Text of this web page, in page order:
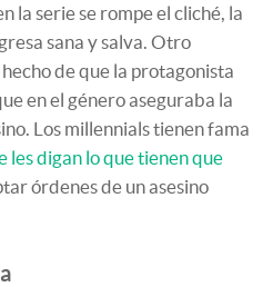
la serie se rompe el cliché, la
sana y salva. Otro
de que la protagonista
en el género aseguraba la
Los millennials tienen fama
les digan lo que tienen que
órdenes de un asesino